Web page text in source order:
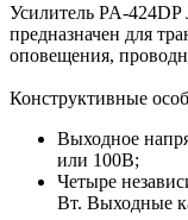
Усилитель PA-
предназначен для
оповещения,
Конструктивные
Выходное
или 100В;
Четыре
Вт. Выходные